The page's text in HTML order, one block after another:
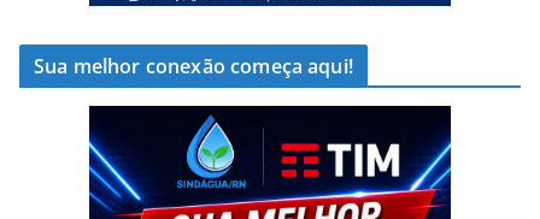
Sua melhor conexão começa aqui!